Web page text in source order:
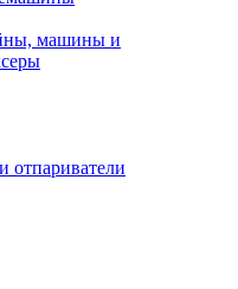
машины и
отпариватели